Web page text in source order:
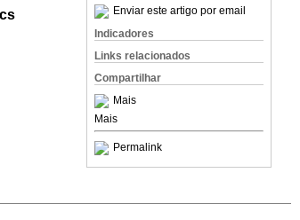
Enviar este artigo por email
Indicadores
Links relacionados
Compartilhar
Mais
Mais
Permalink